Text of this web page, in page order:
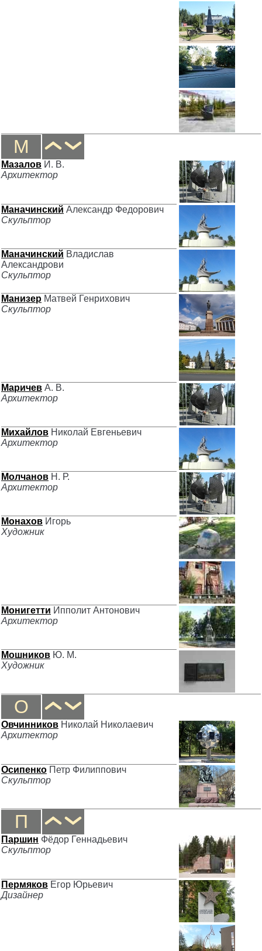
М
Мазалов И. В.
Архитектор
Маначинский Александр Федорович
Скульптор
Маначинский Владислав
Александрови
Скульптор
Манизер Матвей Генрихович
Скульптор
Маричев А. В.
Архитектор
Михайлов Николай Евгеньевич
Архитектор
Молчанов Н. Р.
Архитектор
Монахов Игорь
Художник
Монигетти Ипполит Антонович
Архитектор
Мошников Ю. М.
Художник
О
Овчинников Николай Николаевич
Архитектор
Осипенко Петр Филиппович
Скульптор
П
Паршин Фёдор Геннадьевич
Скульптор
Пермяков Егор Юрьевич
Дизайнер